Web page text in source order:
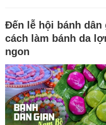
Đến lễ hội bánh dân
cách làm bánh da
ngon